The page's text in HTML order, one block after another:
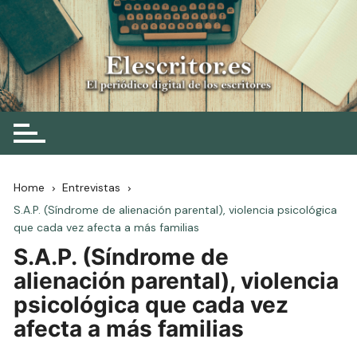
Skip
to
content
Elescritor.es
El periódico digital de los escritores
Home
Entrevistas
S.A.P. (Síndrome de alienación parental), violencia psicológica
que cada vez afecta a más familias
S.A.P. (Síndrome de
alienación parental), violencia
psicológica que cada vez
afecta a más familias